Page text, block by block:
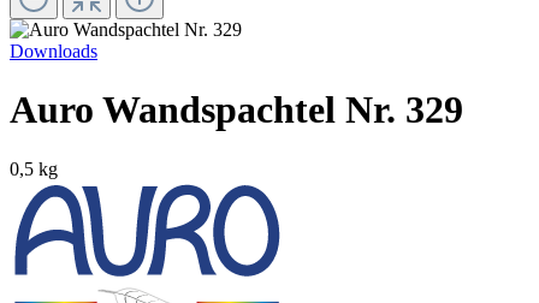
Downloads
Auro Wandspachtel Nr. 329
0,5 kg